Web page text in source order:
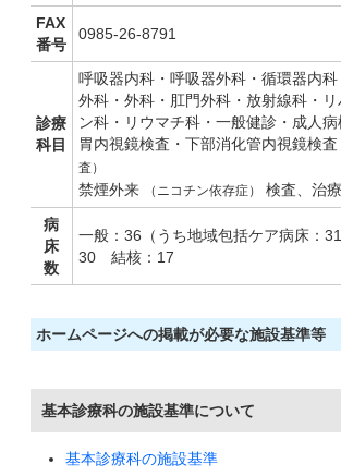
FAX
番号
0985-26-8791
診療
科目
呼吸器内科・呼吸器外科・循環器内
外科・外科・肛門外科・放射線科・リ
ン科・リウマチ科・一般健診・成人病
胃内視鏡検査・下部消化管内視鏡検査
査）
禁煙外来 （ニコチン依存症）
検査、治療
病
床
数
一般：36（うち地域包括ケア病床：
30 結核：17
ホームページへの掲載が必要な施設基準等
基本診療科の施設基準について
基本診療科の施設基準